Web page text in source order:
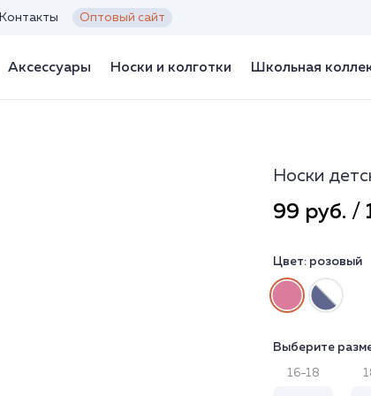
Контакты Оптовый сайт
Аксессуары Носки и колготки Школьная
Носки
99 руб. /
Цвет: розовый
Выберите
16-18